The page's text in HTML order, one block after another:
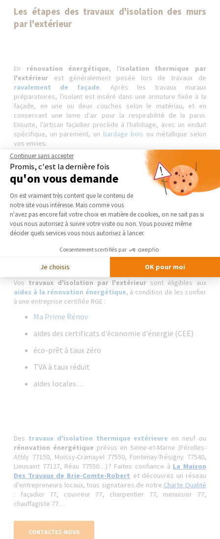
Les étapes des travaux d'isolation des murs
par l'extérieur
En rénovation énergétique, l'isolation thermique par
l'extérieur est généralement posée lors de travaux de
ravalement de façade. Après les travaux muraux
préparatoires, l'isolant est inséré dans une armature fixée à la
façade, en une ou deux couches selon le matériau, et en
conservant une lame d'air pour la respirabilité de la paroi.
Ensuite, l'artisan façadier procède à l'habillage, avec un enduit
spécifique, un parement, un bardage bois ou métallique selon
vos envies.
Ces travaux sont complétés par l'adaptation de la zinguerie et
des menuiseries extérieures à la nouvelle épaisseur du mur :
habillage de rives, tuyaux de descente, modification des
encadrements, déplacement de volets…
Quelles aides pour les travaux d'isolation
thermique par l'extérieur ?
Vos travaux d'isolation par l'extérieur sont éligibles aux
aides à la rénovation énergétique, à condition de les confier
à une entreprise certifiée RGE :
Ma Prime Rénov
aides des certificats d'économie d'énergie (CEE)
éco-prêt à taux zéro
TVA à taux réduit
aides locales…
Des travaux d'isolation thermique extérieure en neuf ou
rénovation énergétique prévus en Seine-et-Marne (Férolles-
Attily 77150, Moissy-Cramayel 77550, Fontenay-Trésigny 77540,
Lieusaint 77127, Réau 77550…) ? Faites confiance à La Maison
Des Travaux de Brie-Comte-Robert et découvrez un réseau
d’entrepreneurs locaux, tous signataires de notre Charte Qualité
: façadier 77, couvreur 77, charpentier 77, menuisier 77,
chauffagiste 77…
CONTACTEZ-NOUS
Continuer sans accepter
Promis, c'est la dernière fois
qu'on vous demande
Plateforme de Gestion du
On est vraiment très content que le contenu de
notre site vous intéresse. Mais comme vous
n'avez pas encore fait votre choix en matière de cookies, on ne sait pas si
vous nous autorisez à suivre votre visite ou non. Vous pouvez même
décider quels services vous nous autorisez à lancer.
Consentements certifiés par
Je choisis OK pour moi
Axeptio consent